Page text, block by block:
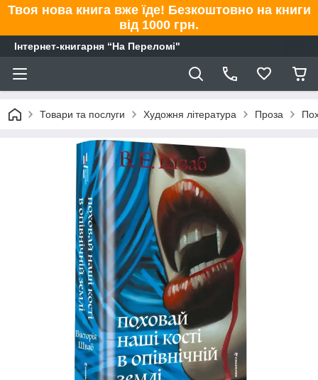
Твоя нова книга вже їде! Безкоштовно на книги
від 1000 грн.
Інтернет-книгарня “На Переломі"
Товари та послуги Художня література Проза